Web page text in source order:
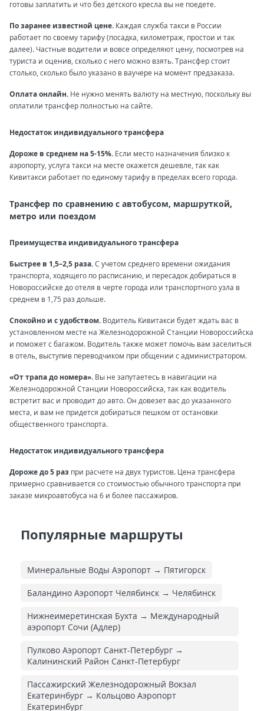
готовы заплатить и что без детского кресла вы не поедете.
По заранее известной цене. Каждая служба такси в России
работает по своему тарифу (посадка, километраж, простои и так
далее). Частные водители и вовсе определяют цену, посмотрев на
туриста и оценив, сколько с него можно взять. Трансфер стоит
столько, сколько было указано в ваучере на момент предзаказа.
Оплата онлайн. Не нужно менять валюту на местную, поскольку вы
оплатили трансфер полностью на сайте.
Недостаток индивидуального трансфера
Дороже в среднем на 5-15%. Если место назначения близко к
аэропорту, услуга такси на месте окажется дешевле, так как
Кивитакси работает по единому тарифу в пределах всего города.
Трансфер по сравнению с автобусом, маршруткой,
метро или поездом
Преимущества индивидуального трансфера
Быстрее в 1,5–2,5 раза.С учетом среднего времени ожидания
транспорта, ходящего по расписанию, и пересадок добираться в
Новороссийске до отеля в черте города или транспортного узла в
среднем в 1,75 раз дольше.
Спокойно и с удобством. Водитель Кивитакси будет ждать вас в
установленном месте на Железнодорожной Станции Новороссийска
и поможет с багажом. Водитель также может помочь вам заселиться
в отель, выступив переводчиком при общении с администратором.
«От трапа до номера». Вы не запутаетесь в навигации на
Железнодорожной Станции Новороссийска, так как водитель
встретит вас и проводит до авто. Он довезет вас до указанного
места, и вам не придется добираться пешком от остановки
общественного транспорта.
Недостаток индивидуального трансфера
Дороже до 5 раз при расчете на двух туристов. Цена трансфера
примерно сравнивается со стоимостью обычного транспорта при
заказе микроавтобуса на 6 и более пассажиров.
Популярные маршруты
Минеральные Воды Аэропорт → Пятигорск
Баландино Аэропорт Челябинск → Челябинск
Нижнеимеретинская Бухта → Международный
аэропорт Сочи (Адлер)
Пулково Аэропорт Санкт-Петербург →
Калининский Район Санкт-Петербург
Пассажирский Железнодорожный Вокзал
Екатеринбург → Кольцово Аэропорт
Екатеринбург